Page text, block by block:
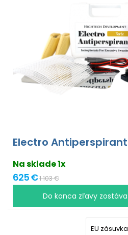
Electro
Na sklade 1x
625 €1 103 €
Do konca zľavy